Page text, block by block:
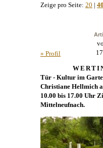
Zeige pro Seite: 20 | 40
» Profil
Tür - Kultur im
Christiane Hellmich
10.00 bis 17.00 Uhr
Mittelneufnach.